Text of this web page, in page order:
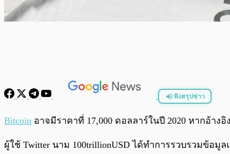
ฟังสรุปข่าว
พร้อมเล่น
Bitcoin อาจมีราคาที่ 17,000 ดอลลาร์ในปี 2020 หากอ้า
ผู้ใช้ Twitter นาม 100trillionUSD ได้ทำการรวบรวมข้อ